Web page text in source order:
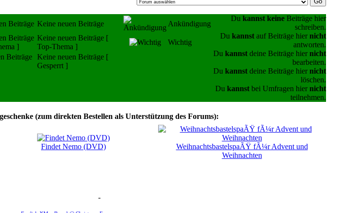
Keine neuen Beiträge
Ankündigung
Keine neuen Beiträge [
Top-Thema ]
Wichtig
Keine neuen Beiträge [
Gesperrt ]
Du kannst keine Beiträge hier
schreiben.
Du kannst auf Beiträge hiernicht
antworten.
Du kannst deine Beiträge hiernicht
bearbeiten.
Du kannst deine Beiträge hiernicht
löschen.
Du kannst bei Umfragen hiernicht
teilnehmen.
(zum direkten Bestellen als Unterstützung des Forums):
Findet Nemo (DVD)
WeihnachtsbastelspaÃŸ fÃ¼r Advent und
Weihnachten
-